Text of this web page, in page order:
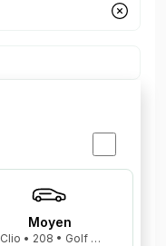
Moyen
Clio • 208 • Golf …